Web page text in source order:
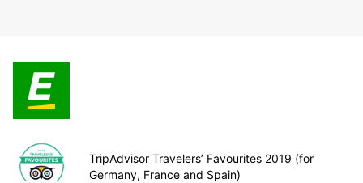
TripAdvisor Travelers’ Favourites 2019 (for
Germany, France and Spain)